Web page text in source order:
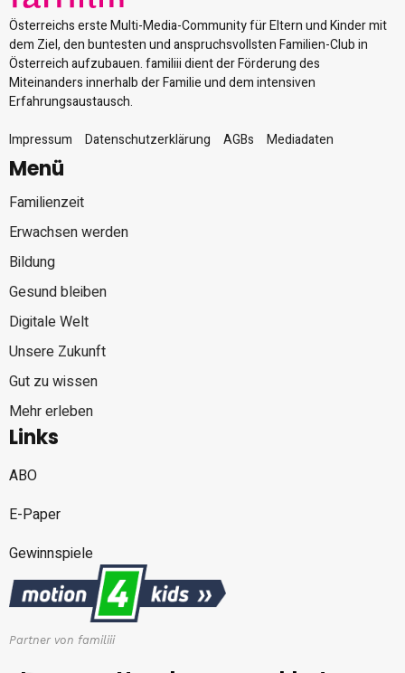
Österreichs erste Multi-Media-Community für Eltern und Kinder mit
dem Ziel, den buntesten und anspruchsvollsten Familien-Club in
Österreich aufzubauen. familiii dient der Förderung des
Miteinanders innerhalb der Familie und dem intensiven
Erfahrungsaustausch.
Impressum
Datenschutzerklärung AGBs Mediadaten
Menü
Familienzeit
Erwachsen werden
Bildung
Gesund bleiben
Digitale Welt
Unsere Zukunft
Gut zu wissen
Mehr erleben
Links
ABO
E-Paper
Gewinnspiele
Partner von familiii